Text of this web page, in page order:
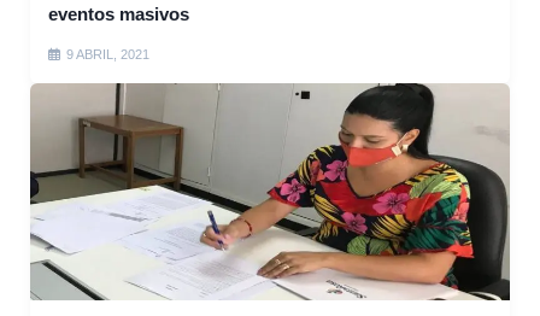
eventos masivos
9 ABRIL, 2021